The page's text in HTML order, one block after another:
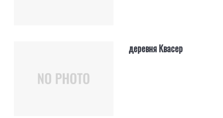
деревня Квасер